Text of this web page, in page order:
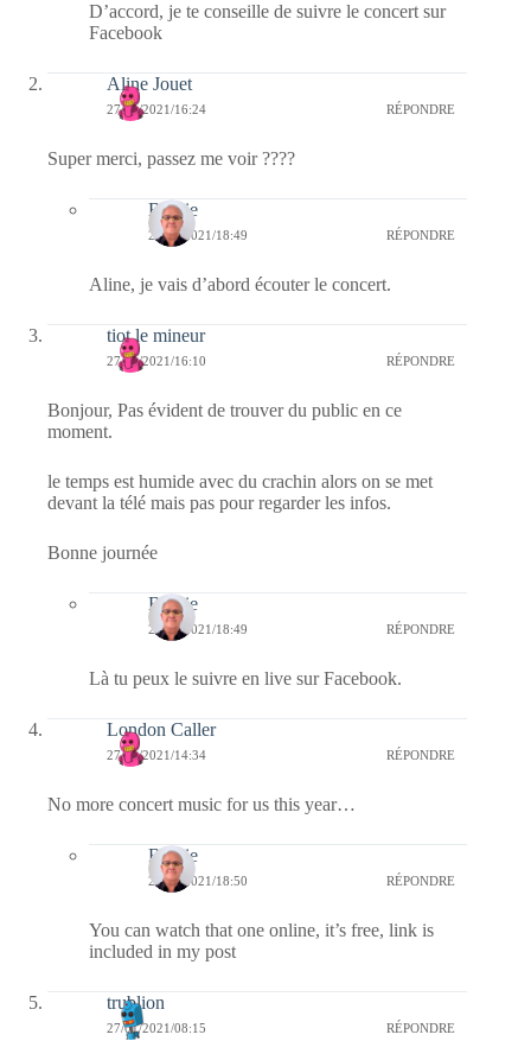
D’accord, je te conseille de suivre le concert sur
Facebook
Aline Jouet
27/01/2021/16:24 RÉPONDRE
Super merci, passez me voir ????
Bernie
27/01/2021/18:49 RÉPONDRE
Aline, je vais d’abord écouter le concert.
tiot le mineur
27/01/2021/16:10 RÉPONDRE
Bonjour, Pas évident de trouver du public en ce
moment.
le temps est humide avec du crachin alors on se met
devant la télé mais pas pour regarder les infos.
Bonne journée
Bernie
27/01/2021/18:49 RÉPONDRE
Là tu peux le suivre en live sur Facebook.
London Caller
27/01/2021/14:34 RÉPONDRE
No more concert music for us this year…
Bernie
27/01/2021/18:50 RÉPONDRE
You can watch that one online, it’s free, link is
included in my post
trublion
27/01/2021/08:15 RÉPONDRE